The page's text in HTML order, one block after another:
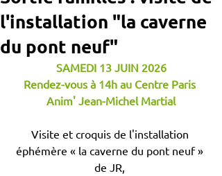
l'installation "la caverne
du pont neuf"
SAMEDI 13 JUIN 2026
Rendez-vous à 14h au Centre Paris
Anim' Jean-Michel Martial
Visite et croquis de l'installation
éphémère « la caverne du pont neuf »
de JR,